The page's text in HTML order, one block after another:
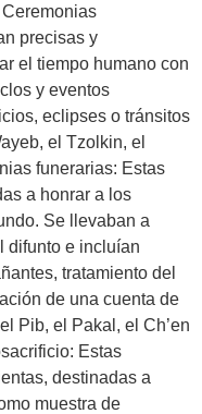
Ceremonias
precisas y
el tiempo humano con
y eventos
eclipses o tránsitos
el Tzolkin, el
funerarias: Estas
a honrar a los
Se llevaban a
difunto e incluían
tratamiento del
de una cuenta de
Pib, el Pakal, el Ch’en
Estas
destinadas a
muestra de